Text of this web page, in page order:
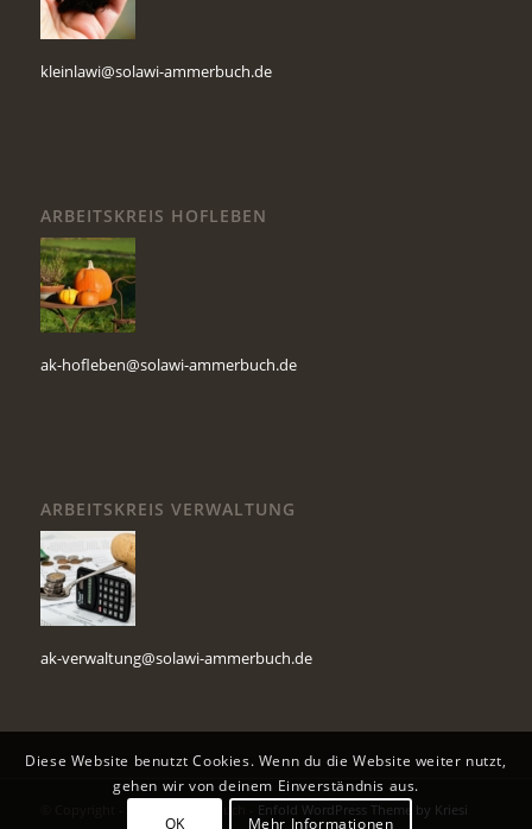
kleinlawi@solawi-ammerbuch.de
ARBEITSKREIS HOFLEBEN
ak-hofleben@solawi-ammerbuch.de
ARBEITSKREIS VERWALTUNG
ak-verwaltung@solawi-ammerbuch.de
Enfold WordPress Theme by Kriesi
Diese Website benutzt Cookies. Wenn du die Website weiter nutzt,
gehen wir von deinem Einverständnis aus.
OK
Mehr Informationen